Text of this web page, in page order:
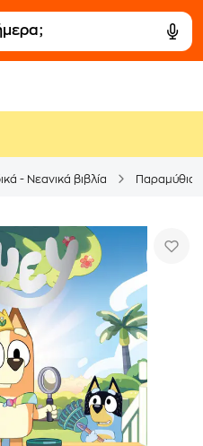
- Νεανικά βιβλία Παραμύθια